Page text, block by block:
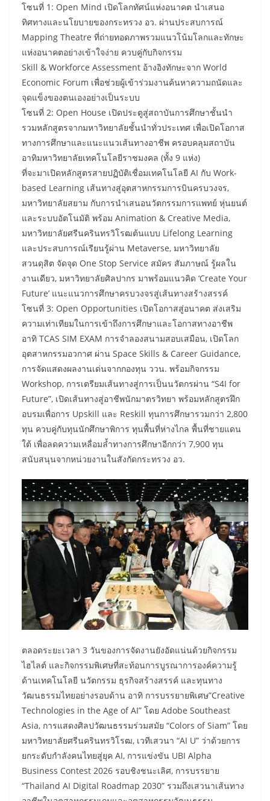
​โซนที่ 1: Open Mind เปิดโลกทัศน์แห่งอนาคต นำเสนอ
ทิศทางและนโยบายของกระทรวง อว. ผ่านประสบการณ์
Mapping Theatre ที่ถ่ายทอดภาพรวมแนวโน้มโลกและทักษะ
แห่งอนาคตอย่างเข้าใจง่าย ควบคู่กับกิจกรรม
Skill & Workforce Assessment อ้างอิงทักษะจาก World
Economic Forum เพื่อช่วยผู้เข้าร่วมงานค้นหาความถนัดและ
จุดแข็งของตนเองอย่างเป็นระบบ
​โซนที่ 2: Open House เปิดประตูสู่สถาบันการศึกษาชั้นนำ
รวมหลักสูตรจากมหาวิทยาลัยชั้นนำทั่วประเทศ เพื่อเปิดโอกาส
ทางการศึกษาและแนะแนวเส้นทางอาชีพ ครอบคลุมสถาบัน
อาทิมหาวิทยาลัยเทคโนโลยีราชมงคล (ทั้ง 9 แห่ง)
ที่จะมาเปิดหลักสูตรสายปฏิบัติเชื่อมเทคโนโลยี AI กับ Work-
based Learning เส้นทางสู่อุตสาหกรรมการบินครบวงจร,
มหาวิทยาลัยสยาม กับการนำเสนอนวัตกรรมการแพทย์ หุ่นยนต์
และระบบอัตโนมัติ พร้อม Animation & Creative Media,
มหาวิทยาลัยศรีนครินทรวิโรฒต้นแบบ Lifelong Learning
และประสบการณ์เรียนรู้ผ่าน Metaverse, มหาวิทยาลัย
สวนดุสิต จัดจุด One Stop Service สมัคร สัมภาษณ์ รู้ผลใน
งานเดียว, มหาวิทยาลัยศิลปากร มาพร้อมแนวคิด ‘Create Your
Future’ แนะแนวการศึกษาครบวงจรสู่เส้นทางสร้างสรรค์
​โซนที่ 3: Open Opportunities เปิดโอกาสสู่อนาคต ส่งเสริม
ความเท่าเทียมในการเข้าถึงการศึกษาและโอกาสทางอาชีพ
อาทิ TCAS SIM EXAM การจำลองสนามสอบเสมือน, เปิดโลก
อุตสาหกรรมอวกาศ ผ่าน Space Skills & Career Guidance,
การจัดแสดงผลงานเด่นจากกองทุน ววน. พร้อมกิจกรรม
Workshop, การเตรียมเส้นทางสู่การเป็นนวัตกรผ่าน “S4I for
Future”, เปิดเส้นทางสู่อาชีพนักมาตรวิทยา พร้อมหลักสูตรฝึก
อบรมเพื่อการ Upskill และ Reskill ทุนการศึกษารวมกว่า 2,800
ทุน ควบคู่กับทุนนักศึกษาพิการ ทุนพื้นที่ห่างไกล พื้นที่ชายแดน
ใต้ เพื่อลดความเหลื่อมล้ำทางการศึกษาอีกกว่า 7,900 ทุน
สนับสนุนจากหน่วยงานในสังกัดกระทรวง อว.
​ตลอดระยะเวลา 3 วันของการจัดงานยังอัดแน่นด้วยกิจกรรม
ไฮไลต์ และกิจกรรมพิเศษที่สะท้อนการบูรณาการองค์ความรู้
ด้านเทคโนโลยี นวัตกรรม ธุรกิจสร้างสรรค์ และทุนทาง
วัฒนธรรมไทยอย่างรอบด้าน อาทิ การบรรยายพิเศษ”Creative
Technologies in the Age of AI” โดย Adobe Southeast
Asia, การแสดงศิลปวัฒนธรรมร่วมสมัย “Colors of Siam” โดย
มหาวิทยาลัยศรีนครินทรวิโรฒ, เวทีเสวนา “AI U” ว่าด้วยการ
ยกระดับกำลังคนไทยสู่ยุค AI, การแข่งขัน UBI Alpha
Business Contest 2026 รอบชิงชนะเลิศ, การบรรยาย
“Thailand AI Digital Roadmap 2030” รวมถึงเสวนาเส้นทาง